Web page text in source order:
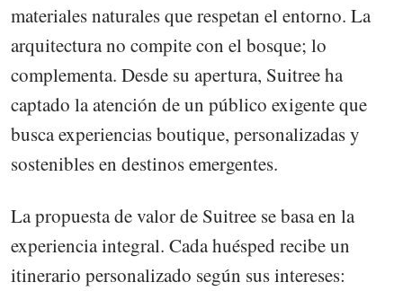
materiales naturales que respetan el entorno. La
arquitectura no compite con el bosque; lo
complementa. Desde su apertura, Suitree ha
captado la atención de un público exigente que
busca experiencias boutique, personalizadas y
sostenibles en destinos emergentes.
La propuesta de valor de Suitree se basa en la
experiencia integral. Cada huésped recibe un
itinerario personalizado según sus intereses: